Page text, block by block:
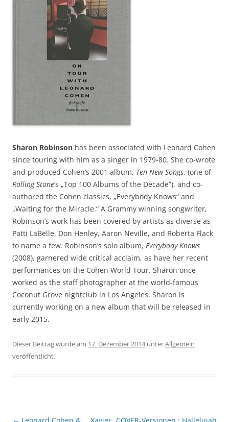
Sharon Robinson has been associated with Leonard Cohen
since touring with him as a singer in 1979-80. She co-wrote
and produced Cohen’s 2001 album, Ten New Songs, (one of
Rolling Stone’s „Top 100 Albums of the Decade“), and co-
authored the Cohen classics, „Everybody Knows“ and
„Waiting for the Miracle.“ A Grammy winning songwriter,
Robinson’s work has been covered by artists as diverse as
Patti LaBelle, Don Henley, Aaron Neville, and Roberta Flack
to name a few. Robinson’s solo album, Everybody Knows
(2008), garnered wide critical acclaim, as have her recent
performances on the Cohen World Tour. Sharon once
worked as the staff photographer at the world-famous
Coconut Grove nightclub in Los Angeles. Sharon is
currently working on a new album that will be released in
early 2015.
Dieser Beitrag wurde am 17. Dezember 2014unterAllgemein
veröffentlicht.